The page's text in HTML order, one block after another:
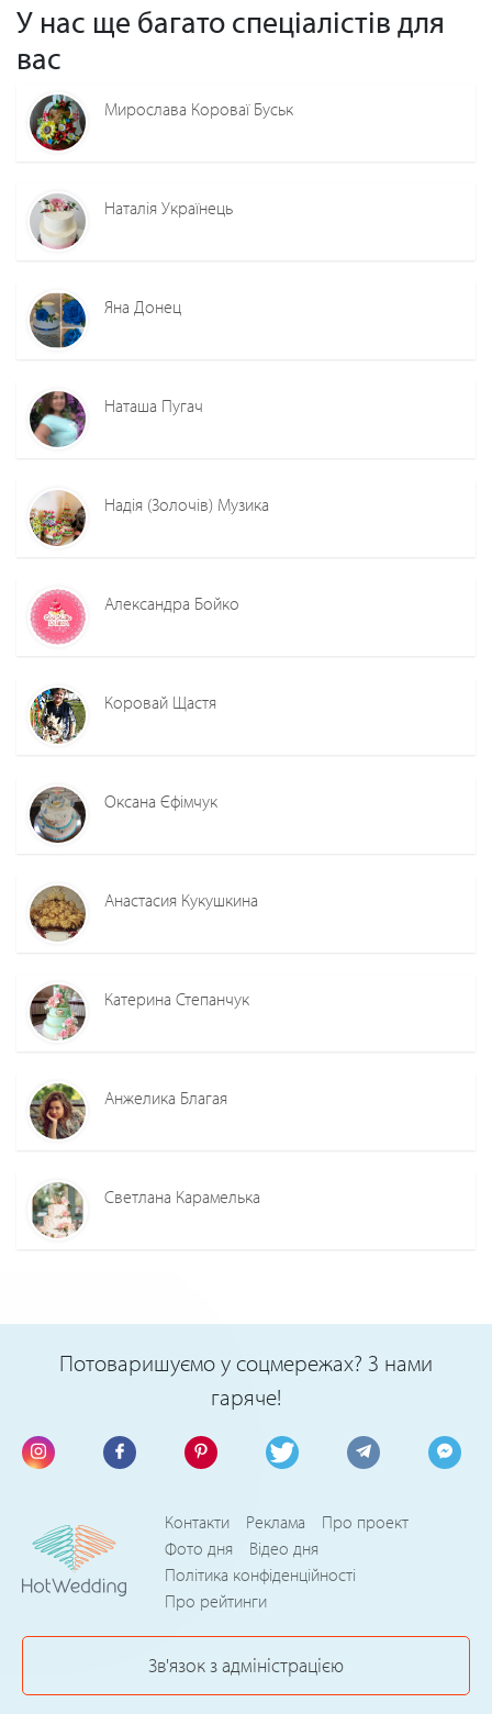
У нас ще багато спеціалістів для
вас
Мирослава Короваї Буськ
Наталія Українець
Яна Донец
Наташа Пугач
Надія (Золочів) Музика
Александра Бойко
Коровай Щастя
Оксана Єфімчук
Анастасия Кукушкина
Катерина Степанчук
Анжелика Благая
Светлана Карамелька
Потоваришуємо у соцмережах? З нами
гаряче!
Контакти Реклама
Про проект
Фото дня
Відео дня
Політика конфіденційності
Про рейтинги
Зв'язок з адміністрацією